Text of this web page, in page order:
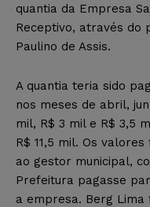
quantia da Empresa
Receptivo, através do
Paulino de Assis.
A quantia teria sido
nos meses de abril,
mil, R$ 3 mil e R$ 3,5
R$ 11,5 mil. Os
ao gestor municipal,
Prefeitura pagasse
a empresa. Berg